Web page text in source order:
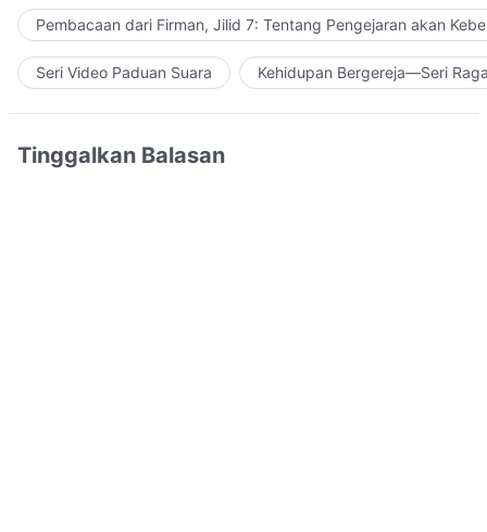
Pembacaan dari Firman, Jilid 7: Tentang Pengejaran akan
Seri Video Paduan Suara Kehidupan Bergereja—Seri
Tinggalkan Balasan